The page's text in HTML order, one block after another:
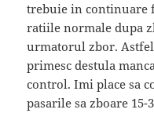
trebuie in continuare
ratiile normale dupa
urmatorul zbor.
primesc destula
control. Imi place sa
pasarile sa zboare